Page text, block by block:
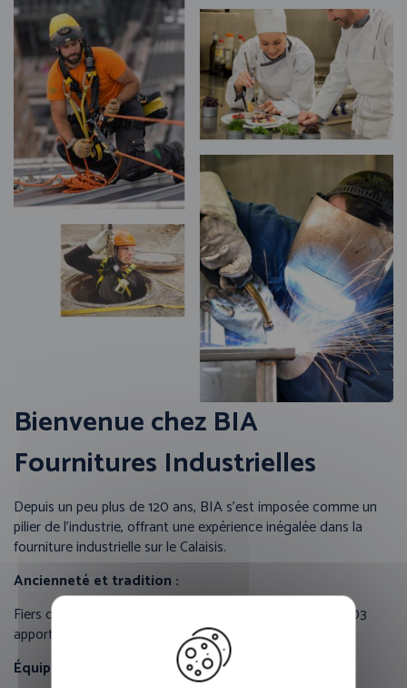
Bienvenue chez BIA
Fournitures Industrielles
Depuis un peu plus de 120 ans, BIA s’est imposée comme un
pilier de l’industrie, offrant une expérience inégalée dans la
fourniture industrielle sur le Calaisis.
Ancienneté et tradition :
Fiers de notre histoire, nous sommes présents depuis 1903
apportant une expertise durable à nos clients.
Équipe dévouée :